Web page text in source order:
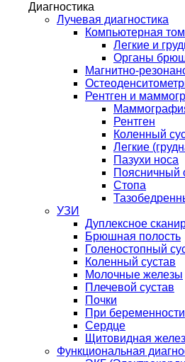
Диагностика
Лучевая диагностика
Компьютерная
Легкие и
Органы
Магнитно-
Рентген и
Рентген
Коленный
Легкие
Пазухи носа
Поясничный
Стопа
УЗИ
Дуплексное
Брюшная полость
Голеностопный
Коленный сустав
Молочные железы
Плечевой сустав
Почки
При беременности
Сердце
Щитовидная
Функциональная